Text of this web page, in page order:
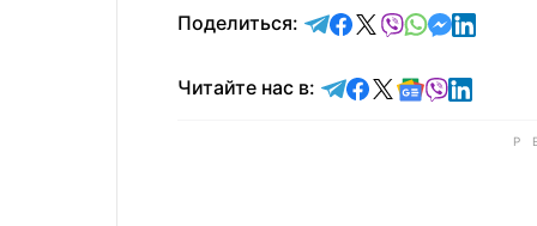
Поделиться: отправить в Telegram
поделиться в
поделиться в X
отправить в
отправить
Читайте нас в: Читайте в Telegram
Читайте в
Читайте в X
Читайте в
Читайте